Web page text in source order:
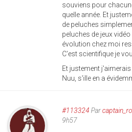
souviens pour
quelle année. Et
de peluches
peluches de jeux
évolution chez moi
C'est scientifique je
Et justement
Nuu, s'ille en a
#113324 Par
9h57